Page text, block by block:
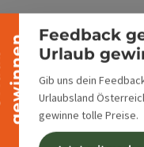
n
Feedback
Urlaub
Gib uns dein
Urlaubsland
gewinne tolle Preise.
alle Filter zurücksetzen